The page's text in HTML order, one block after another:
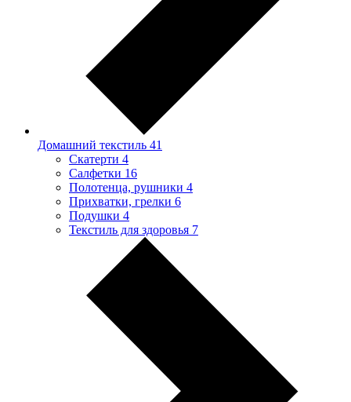
Домашний текстиль 41
Скатерти 4
Салфетки 16
Полотенца, рушники 4
Прихватки, грелки 6
Подушки 4
Текстиль для здоровья 7